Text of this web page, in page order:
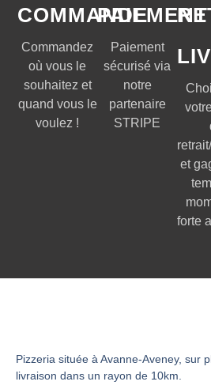
COMMANDE
Commandez
où vous le
souhaitez et
quand vous le
voulez !
PAIEMENT
Paiement
sécurisé via
notre
partenaire
STRIPE
et
forte
Pizzeria située à Avanne-Aveney, sur
livraison dans un rayon de 10km.